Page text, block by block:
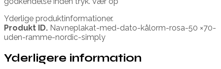
Yderlige produktinformationer.
Produkt ID. Navneplakat-med-dato-kålorm-rosa-50 ×70-
uden-ramme-nordic-simply
Yderligere information